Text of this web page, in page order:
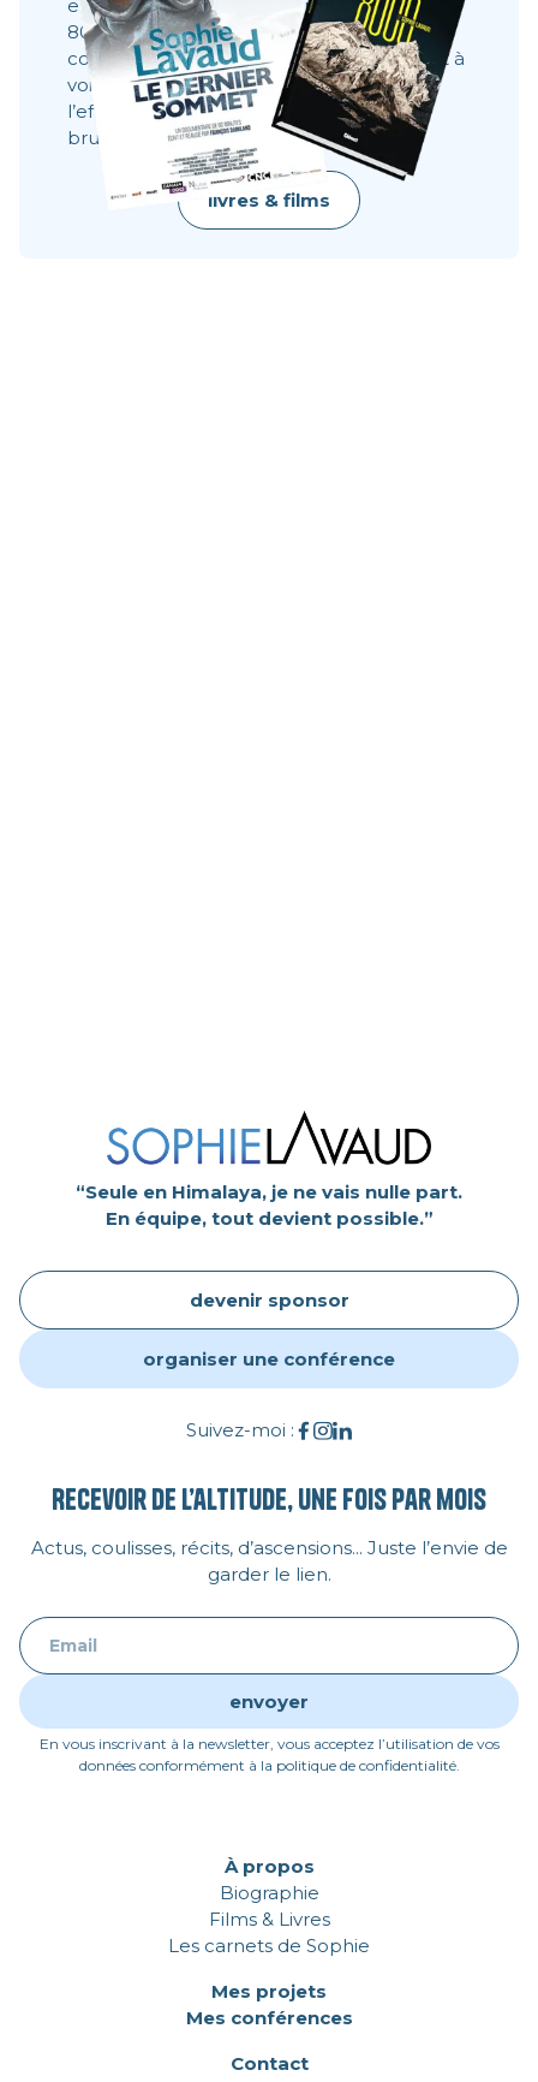
envie : partager ce que l’on ne voit pas à
8000 mètres. Ces récits montrent les
coulisses, les visages, les choix. Ils donnent à
voir ce qu’une image ne dit pas toujours :
l’effort, le doute, la résilience, la beauté
brute.
livres & films
“Seule en Himalaya, je ne vais nulle part.
En équipe, tout devient possible.”
devenir sponsor
organiser une conférence
Suivez-moi :
Recevoir de l’altitude, une fois par mois
Actus, coulisses, récits, d’ascensions... Juste l’envie de
garder le lien.
En vous inscrivant à la newsletter, vous acceptez l’utilisation de vos
données conformément à la politique de confidentialité.
À propos
Biographie
Films & Livres
Les carnets de Sophie
Mes projets
Mes conférences
Contact